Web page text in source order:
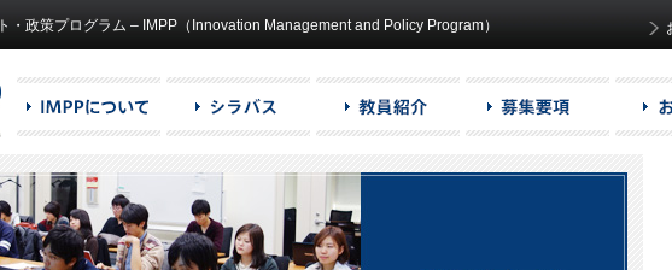
・政策プログラム – IMPP（Innovation Management and Policy Program）